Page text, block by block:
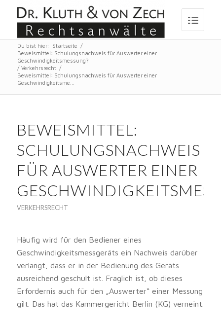
Du bist hier: Startseite
/
Beweismittel: Schulungsnachweis für Auswerter einer
Geschwindigkeitsmessung?
/ Verkehrsrecht /
Beweismittel: Schulungsnachweis für Auswerter einer
Geschwindigkeitsme...
BEWEISMITTEL:
SCHULUNGSNACHWEIS
FÜR AUSWERTER EINER
VERKEHRSRECHT
Häufig wird für den Bediener eines
Geschwindigkeitsmessgeräts ein Nachweis darüber
verlangt, dass er in der Bedienung des Geräts
ausreichend geschult ist. Fraglich ist, ob dieses
Erfordernis auch für den „Auswerter“ einer Messung
gilt. Das hat das Kammergericht Berlin (KG) verneint.